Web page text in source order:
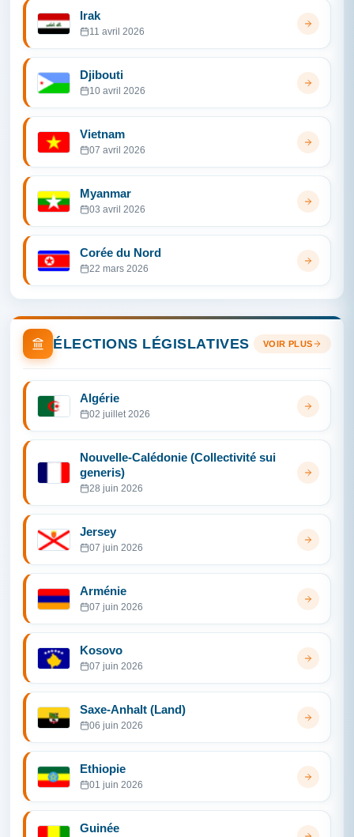
Irak
11 avril 2026
Djibouti
10 avril 2026
Vietnam
07 avril 2026
Myanmar
03 avril 2026
Corée du Nord
22 mars 2026
ÉLECTIONS LÉGISLATIVES VOIR PLUS
Algérie
02 juillet 2026
Nouvelle-Calédonie (Collectivité sui
generis)
28 juin 2026
Jersey
07 juin 2026
Arménie
07 juin 2026
Kosovo
07 juin 2026
Saxe-Anhalt (Land)
06 juin 2026
Ethiopie
01 juin 2026
Guinée